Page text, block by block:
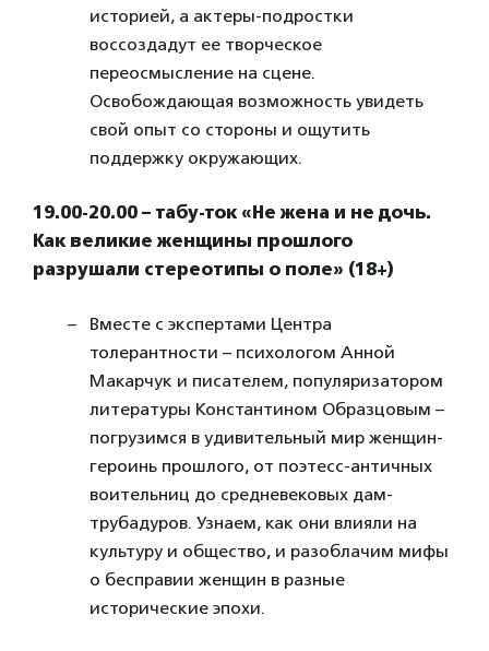
историей, а актеры-подростки
воссоздадут ее творческое
переосмысление на сцене.
Освобождающая возможность увидеть
свой опыт со стороны и ощутить
поддержку окружающих.
19.00-20.00 – табу-ток «Не жена и не дочь.
Как великие женщины прошлого
разрушали стереотипы о поле» (18+)
Вместе с экспертами Центра
толерантности – психологом Анной
Макарчук и писателем, популяризатором
литературы Константином Образцовым –
погрузимся в удивительный мир женщин-
героинь прошлого, от поэтесс-античных
воительниц до средневековых дам-
трубадуров. Узнаем, как они влияли на
культуру и общество, и разоблачим мифы
о бесправии женщин в разные
исторические эпохи.